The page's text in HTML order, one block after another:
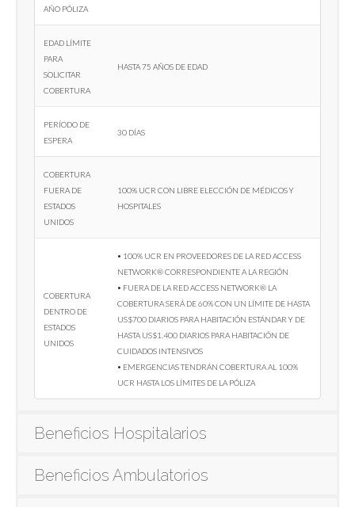
año póliza
Edad límite
para
solicitar
cobertura
Hasta 75 años de edad
Período de
espera
30 días
Cobertura
fuera de
Estados
Unidos
100% UCR con libre elección de médicos y
hospitales
Cobertura
dentro de
Estados
Unidos
• 100% UCR en proveedores de la red Access
Network® correspondiente a la región
• Fuera de la red Access Network® la
cobertura será de 60% con un límite de hasta
US$700 diarios para habitación estándar y de
hasta US$1.400 diarios para habitación de
cuidados intensivos
• Emergencias tendrán cobertura al 100%
UCR hasta los límites de la póliza
Beneficios Hospitalarios
Beneficios Ambulatorios